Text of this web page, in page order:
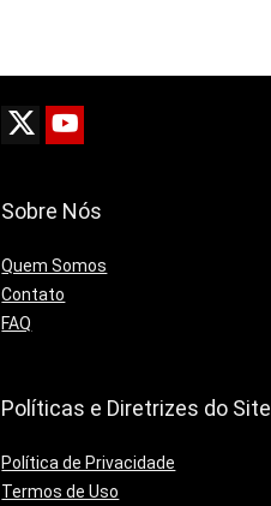
Sobre Nós
Quem Somos
Contato
FAQ
Políticas e Diretrizes do Site
Política de Privacidade
Termos de Uso